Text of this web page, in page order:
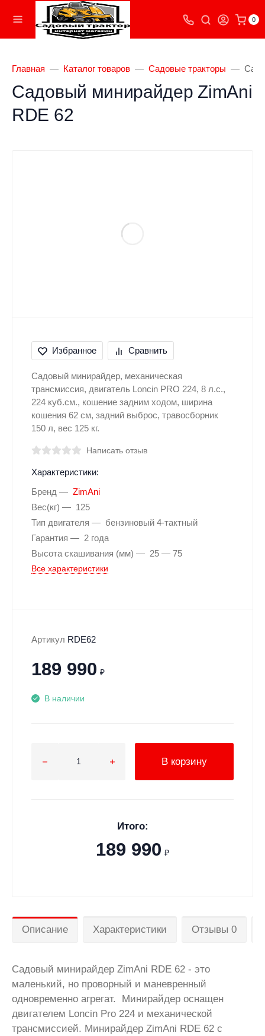
0
Главная Каталог товаров Садовые тракторы
Садовый минирайдер ZimAni
RDE 62
Избранное Сравнить
Садовый минирайдер, механическая
трансмиссия, двигатель Loncin PRO 224, 8 л.с.,
224 куб.см., кошение задним ходом, ширина
кошения 62 см, задний выброс, травосборник
150 л, вес 125 кг.
Написать отзыв
Характеристики:
Бренд
ZimAni
Вес(кг)
125
Тип двигателя
бензиновый 4-тактный
Гарантия
2 года
Высота скашивания (мм)
25 — 75
Все характеристики
Артикул RDE62
189 990 ₽
В наличии
В корзину
Итого:
189 990 ₽
Описание Характеристики Отзывы 0
Садовый минирайдер ZimAni RDE 62 - это
маленький, но проворный и маневренный
одновременно агрегат. Минирайдер оснащен
двигателем Loncin Pro 224 и механической
трансмиссией. Минирайдер ZimAni RDE 62 с